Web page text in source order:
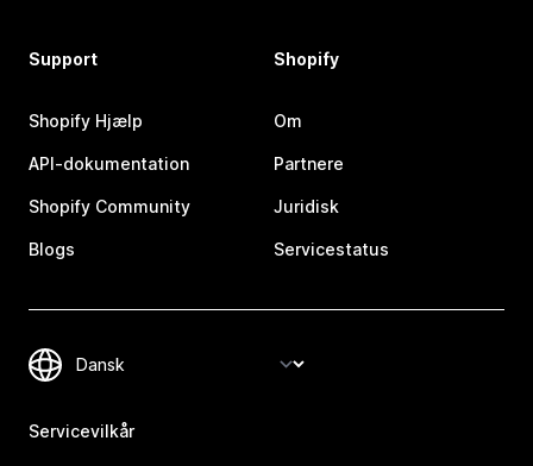
Support
Shopify Hjælp
API-dokumentation
Shopify Community
Blogs
Shopify
Om
Partnere
Juridisk
Servicestatus
Servicevilkår